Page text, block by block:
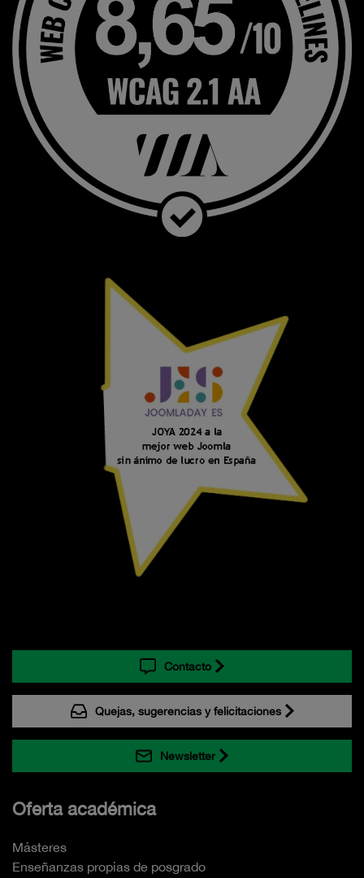
Contacto
Quejas, sugerencias y felicitaciones
Newsletter
Oferta académica
Másteres
Enseñanzas propias de posgrado